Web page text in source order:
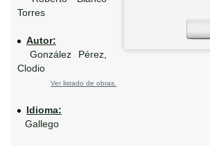
Torres
Autor:
González Pérez,
Clodio
Ver listado de obras.
Idioma:
Gallego